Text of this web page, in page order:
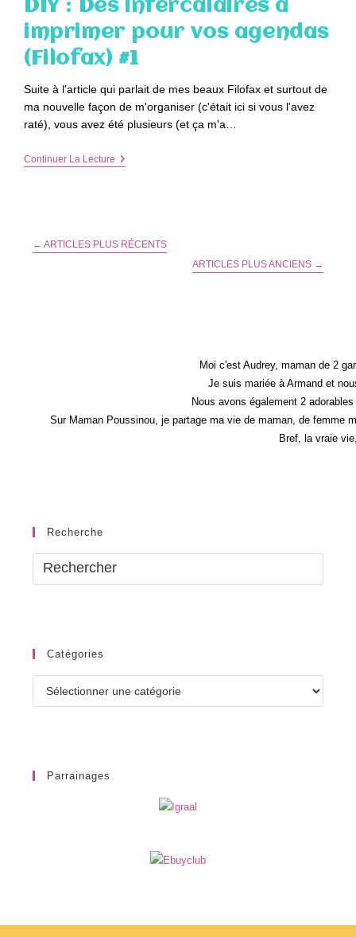
Pour
Agendas
(Filofax)
#2
DIY : Des intercalaires à
imprimer pour vos agendas
(Filofax) #1
Suite à l'article qui parlait de mes beaux Filofax et surtout de
ma nouvelle façon de m'organiser (c'était ici si vous l'avez
raté), vous avez été plusieurs (et ça m'a…
Continuer La LectureDIY
Pour
Vos
← ARTICLES PLUS RÉCENTS
ARTICLES PLUS ANCIENS →
Moi c'est Audrey, maman de 2
Je suis mariée à Armand et
Nous avons également 2
Sur Maman Poussinou, je partage ma vie de maman, de femme
Bref, la vraie
Recherche
Catégories
Parrainages